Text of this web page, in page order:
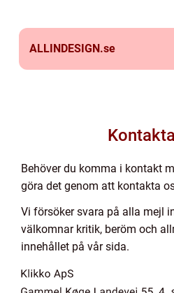
ALLINDESIGN.se
Behöver du komma i kontakt
göra det genom att kontakta
Vi försöker svara på alla mejl
välkomnar kritik, beröm och
innehållet på vår sida.